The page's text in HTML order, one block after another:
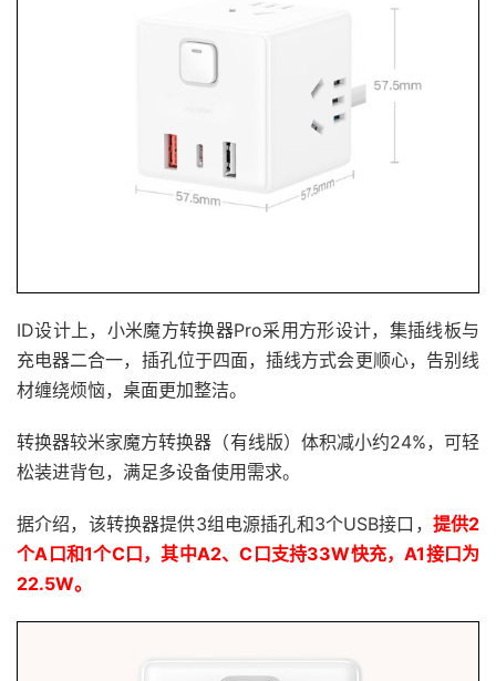
ID设计上，小米魔方转换器Pro采用方形设计，集插线板与
充电器二合一，插孔位于四面，插线方式会更顺心，告别线
材缠绕烦恼，桌面更加整洁。
转换器较米家魔方转换器（有线版）体积减小约24%，可轻
松装进背包，满足多设备使用需求。
据介绍，该转换器提供3组电源插孔和3个USB接口， 提供2
个A口和1个C口，其中A2、C口支持33W快充，A1接口为
22.5W。